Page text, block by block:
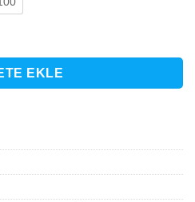
Rozet adet
EKLE